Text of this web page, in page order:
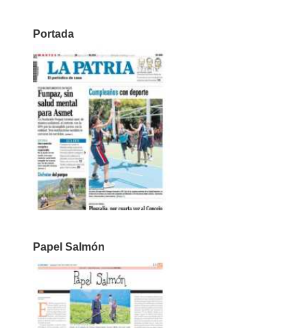
Portada
Papel Salmón